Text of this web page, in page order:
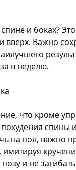
и боках?
Важно
в неделю.
что кроме
спины
на пол, важно
и не